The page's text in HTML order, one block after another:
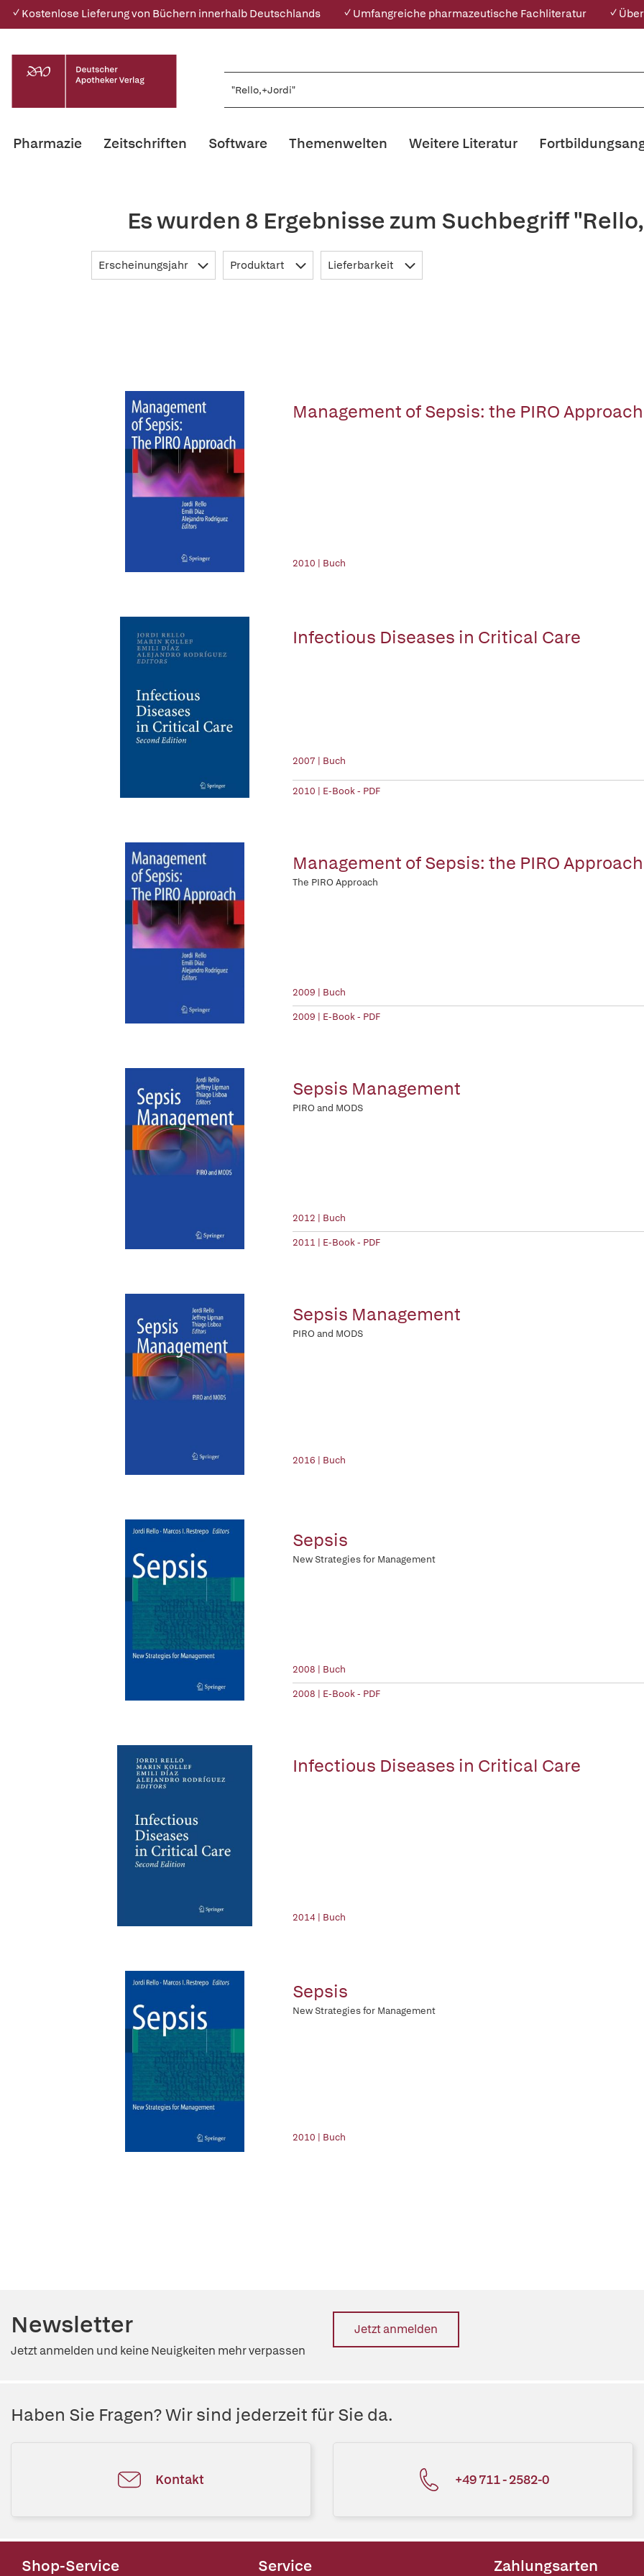
✓ Kostenlose Lieferung von Büchern innerhalb Deutschlands ✓ Umfangreiche pharmazeutische Fachliteratur ✓
Pharmazie Zeitschriften Software Themenwelten Weitere Literatur
Es wurden 8 Ergebnisse zum Suchbegriff
Erscheinungsjahr Produktart Lieferbarkeit
Management of Sepsis: the PIRO Approach
2010 | Buch
Infectious Diseases in Critical Care
2007 | Buch
2010 | E-Book - PDF
Management of Sepsis: the PIRO Approach
The PIRO Approach
2009 | Buch
2009 | E-Book - PDF
Sepsis Management
PIRO and MODS
2012 | Buch
2011 | E-Book - PDF
Sepsis Management
PIRO and MODS
2016 | Buch
Sepsis
New Strategies for Management
2008 | Buch
2008 | E-Book - PDF
Infectious Diseases in Critical Care
2014 | Buch
Sepsis
New Strategies for Management
2010 | Buch
Newsletter
Jetzt anmelden und keine Neuigkeiten mehr verpassen
Jetzt anmelden
Haben Sie Fragen? Wir sind jederzeit für Sie da.
Kontakt +49 711 - 2582-0
Shop-Service Service Zahlungsarten